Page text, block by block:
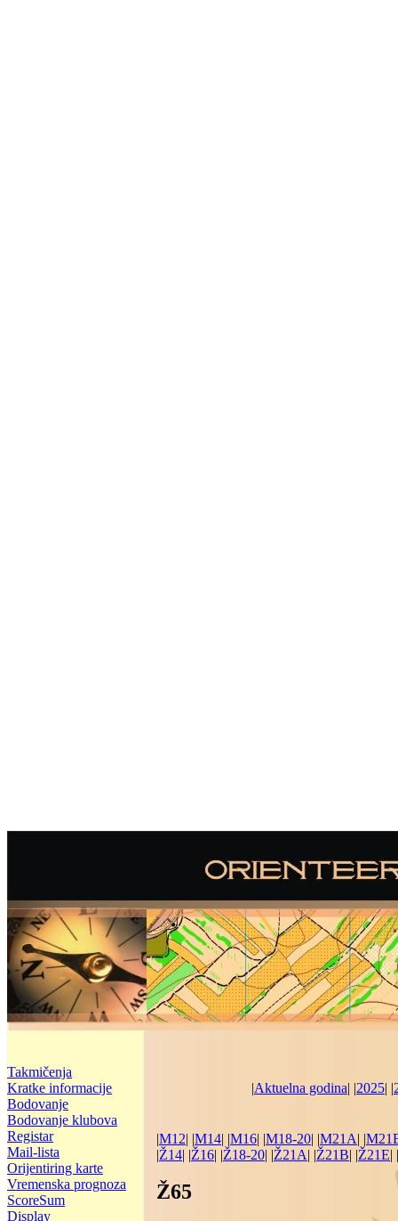
Takmičenja
Kratke informacije
Bodovanje
Bodovanje klubova
Registar
Mail-lista
Orijentiring karte
Vremenska prognoza
ScoreSum
Display
|Aktuelna godina| |2025| |
|M12| |M14| |M16| |M18-20| |M21A| |
|Ž14| |Ž16| |Ž18-20| |Ž21A| |Ž21B| |Ž21E| |
Ž65